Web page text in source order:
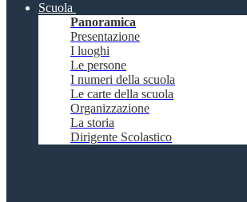
Scuola
Panoramica
Presentazione
I luoghi
Le persone
I numeri della scuola
Le carte della scuola
Organizzazione
La storia
Dirigente Scolastico